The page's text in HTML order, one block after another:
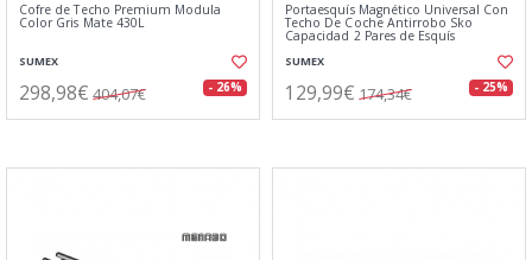
Cofre de Techo Premium Modula
Color Gris Mate 430L
SUMEX
298,98€ 404,07€ - 26%
Portaesquís Magnético Universal Con
Techo De Coche Antirrobo Sko
Capacidad 2 Pares de Esquís
SUMEX
129,99€ 174,34€ - 25%